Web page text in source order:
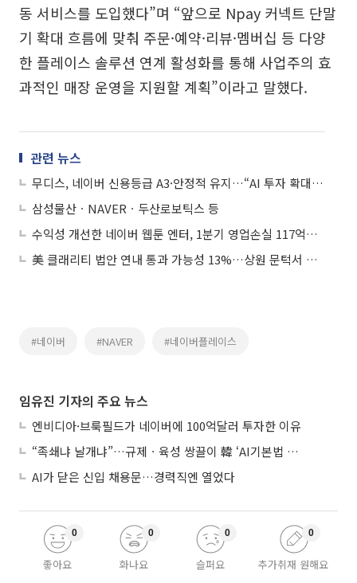
동 서비스를 도입했다”며 “앞으로 Npay 커넥트 단말
기 확대 흐름에 맞춰 주문·예약·리뷰·멤버십 등 다양
한 플레이스 솔루션 연계 활성화를 통해 사업주의 효
과적인 매장 운영을 지원할 계획”이라고 말했다.
관련 뉴스
무디스, 네이버 신용등급 A3·안정적 유지…“AI 투자 확대에도 재무안정”
삼성물산ㆍNAVERㆍ두산로보틱스 등
수익성 개선한 네이버 웹툰 엔터, 1분기 영업손실 117억…적자폭 70% 줄었다
美 클래리티 법안 연내 통과 가능성 13%…상원 문턱서 제동
#네이버 #NAVER #네이버플레이스
임유진 기자의 주요 뉴스
엔비디아·브룩필드가 네이버에 100억달러 투자한 이유
“족쇄냐 날개냐”…규제ㆍ육성 쌍끌이 韓 ‘AI기본법 개정안’ 오늘 시행
AI가 닫은 신입 채용문…경력직엔 열었다
좋아요
0
화나요
0
슬퍼요
0
추가취재 원해요
0